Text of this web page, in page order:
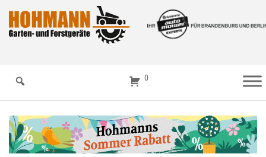
0